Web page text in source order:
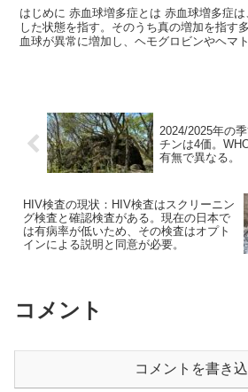
はじめに 赤血球増多症とは 赤血球増多症は、血液中の赤血球が増加
した状態を指す。そのうち真の増加を指す
血球が異常に増加し、ヘモグロビンやヘマ
2024/2025年の
チンは4価。
有無で異なる。
HIV検査の現状：HIV検査はスクリーニン
グ検査と確認検査がある。現在の日本で
は有病率が低いため、その検査はオプト
インによる説明と同意が必要。
コメント
コメントを書き